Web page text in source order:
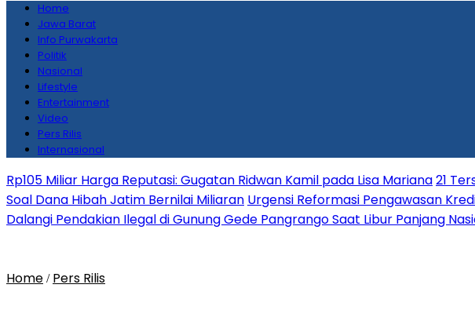
Home
Jawa Barat
Info Purwakarta
Politik
Nasional
Lifestyle
Entertainment
Video
Pers Rilis
Internasional
Rp105 Miliar Harga Reputasi: Gugatan Ridwan Kamil pada Lisa Mariana21
Soal Dana Hibah Jatim Bernilai Miliaran Urgensi Reformasi Pengawasan
Dalangi Pendakian Ilegal di Gunung Gede Pangrango Saat Libur Panjang
Home / Pers Rilis